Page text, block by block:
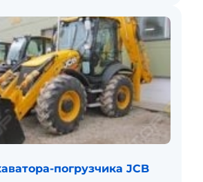
погрузчика JCB